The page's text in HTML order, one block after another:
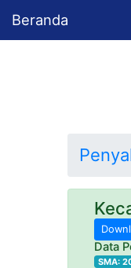
Beranda
Data
SMA: